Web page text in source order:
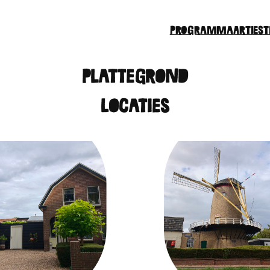
Programma
Plattegrond
Locaties